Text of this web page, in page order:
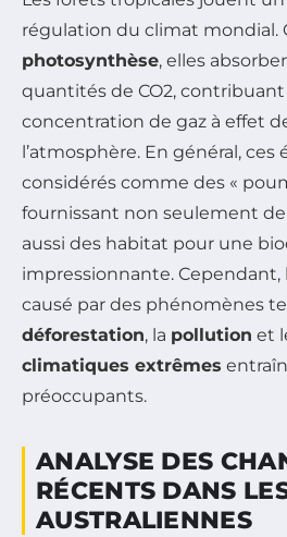
régulation du climat mondial.
photosynthèse, elles
quantités de CO2, contribuant
concentration de gaz à effet
l’atmosphère. En général,
considérés comme des «
fournissant non seulement de
aussi des habitat pour une
impressionnante. Cependant,
causé par des phénomènes
déforestation, la pollution et
climatiques extrêmes
préoccupants.
ANALYSE DES
RÉCENTS DANS
AUSTRALIENNES